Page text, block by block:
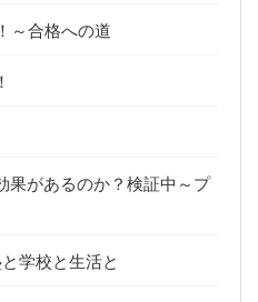
～合格への道
果があるのか？検証中～プ
学校と生活と